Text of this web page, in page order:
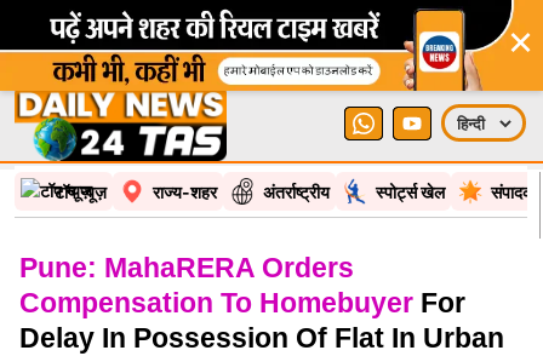
×
टॉप न्यूज़ राज्य-शहर अंतर्राष्ट्रीय स्पोर्ट्स खेल
Pune: MahaRERA Orders
Compensation To Homebuyer For
Delay In Possession Of Flat In Urban